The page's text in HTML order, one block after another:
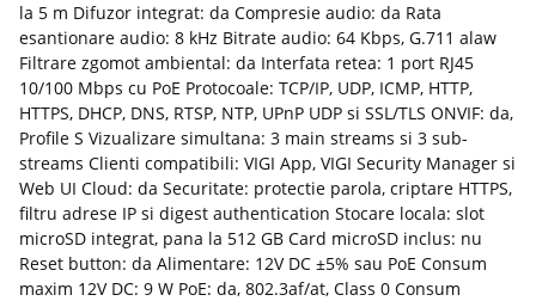
la 5 m Difuzor integrat: da Compresie audio: da Rata
esantionare audio: 8 kHz Bitrate audio: 64 Kbps, G.711 alaw
Filtrare zgomot ambiental: da Interfata retea: 1 port RJ45
10/100 Mbps cu PoE Protocoale: TCP/IP, UDP, ICMP, HTTP,
HTTPS, DHCP, DNS, RTSP, NTP, UPnP UDP si SSL/TLS ONVIF: da,
Profile S Vizualizare simultana: 3 main streams si 3 sub-
streams Clienti compatibili: VIGI App, VIGI Security Manager si
Web UI Cloud: da Securitate: protectie parola, criptare HTTPS,
filtru adrese IP si digest authentication Stocare locala: slot
microSD integrat, pana la 512 GB Card microSD inclus: nu
Reset button: da Alimentare: 12V DC ±5% sau PoE Consum
maxim 12V DC: 9 W PoE: da, 802.3af/at, Class 0 Consum